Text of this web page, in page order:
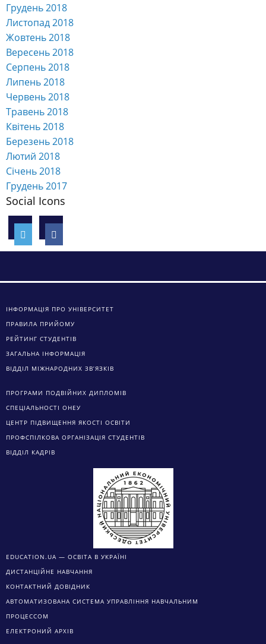
Грудень 2018
Листопад 2018
Жовтень 2018
Вересень 2018
Серпень 2018
Липень 2018
Червень 2018
Травень 2018
Квітень 2018
Березень 2018
Лютий 2018
Січень 2018
Грудень 2017
Social Icons
ІНФОРМАЦІЯ ПРО УНІВЕРСИТЕТ
ПРАВИЛА ПРИЙОМУ
РЕЙТИНГ СТУДЕНТІВ
ЗАГАЛЬНА ІНФОРМАЦІЯ
ВІДДІЛ МІЖНАРОДНИХ ЗВ’ЯЗКІВ
ПРОГРАМИ ПОДВІЙНИХ ДИПЛОМІВ
СПЕЦІАЛЬНОСТІ ОНЕУ
ЦЕНТР ПІДВИЩЕННЯ ЯКОСТІ ОСВІТИ
ПРОФСПІЛКОВА ОРГАНІЗАЦІЯ СТУДЕНТІВ
ВІДДІЛ КАДРІВ
EDUCATION.UA — ОСВІТА В УКРАЇНІ
ДИСТАНЦІЙНЕ НАВЧАННЯ
КОНТАКТНИЙ ДОВІДНИК
АВТОМАТИЗОВАНА СИСТЕМА УПРАВЛІННЯ НАВЧАЛЬНИМ
ПРОЦЕССОМ
ЕЛЕКТРОНИЙ АРХІВ